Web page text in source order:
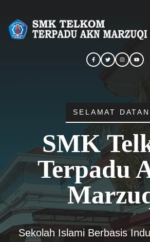
SELAMAT
SMK
Terpadu
Sekolah Islami Berbasis